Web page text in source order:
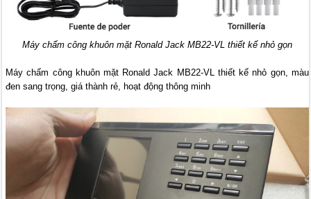
Máy chấm công khuôn mặt Ronald Jack MB22-VL thiết kế nhỏ gọn
Máy chấm công khuôn mặt Ronald Jack MB22-VL thiết kế nhỏ gọn, màu
đen sang trọng, giá thành rẻ, hoạt động thông minh